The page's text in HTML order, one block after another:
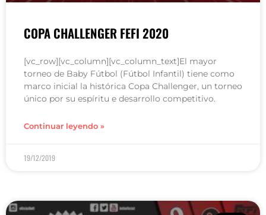
COPA CHALLENGER FEFI 2020
[vc_row][vc_column][vc_column_text]El mayor
torneo de Baby Fútbol (Fútbol Infantil) tiene como
marco inicial la histórica Copa Challenger, un torneo
único por su espíritu e desarrollo competitivo.
Continuar leyendo »
19/12/2019